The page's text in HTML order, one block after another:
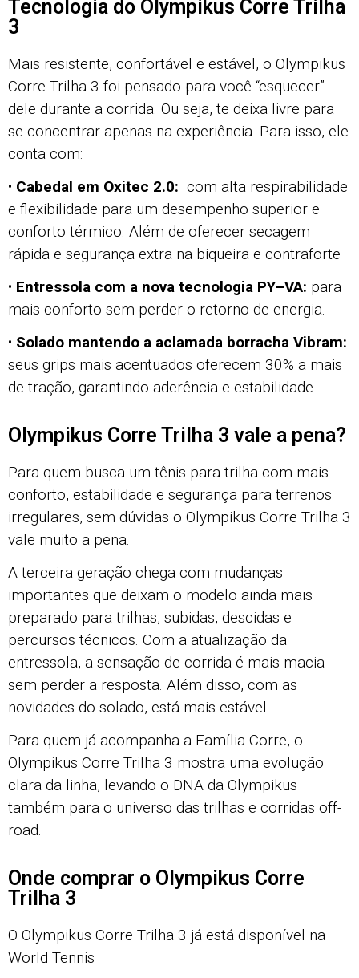
Tecnologia do Olympikus Corre Trilha
3
Mais resistente, confortável e estável, o Olympikus
Corre Trilha 3 foi pensado para você “esquecer”
dele durante a corrida. Ou seja, te deixa livre para
se concentrar apenas na experiência. Para isso, ele
conta com:
• Cabedal em Oxitec 2.0: com alta respirabilidade
e flexibilidade para um desempenho superior e
conforto térmico. Além de oferecer secagem
rápida e segurança extra na biqueira e contraforte
• Entressola com a nova tecnologia PY–VA: para
mais conforto sem perder o retorno de energia.
• Solado mantendo a aclamada borracha Vibram:
seus grips mais acentuados oferecem 30% a mais
de tração, garantindo aderência e estabilidade.
Olympikus Corre Trilha 3 vale a pena?
Para quem busca um tênis para trilha com mais
conforto, estabilidade e segurança para terrenos
irregulares, sem dúvidas o Olympikus Corre Trilha 3
vale muito a pena.
A terceira geração chega com mudanças
importantes que deixam o modelo ainda mais
preparado para trilhas, subidas, descidas e
percursos técnicos. Com a atualização da
entressola, a sensação de corrida é mais macia
sem perder a resposta. Além disso, com as
novidades do solado, está mais estável.
Para quem já acompanha a Família Corre, o
Olympikus Corre Trilha 3 mostra uma evolução
clara da linha, levando o DNA da Olympikus
também para o universo das trilhas e corridas off-
road.
Onde comprar o Olympikus Corre
Trilha 3
O Olympikus Corre Trilha 3 já está disponível na
World Tennis